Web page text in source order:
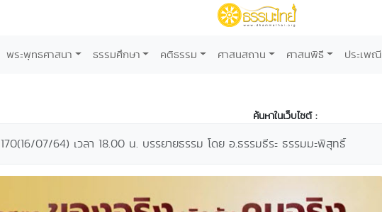
พระพุทธศาสนา ธรรมศึกษา คติธรรม ศาสนสถาน ศาสนพิธี ประเพณี
ค้นหาในเว็บไซต์ :
170(16/07/64) เวลา 18.00 น. บรรยายธรรม โดย อ.ธรรมธีระ ธรรมมะพิสุทธิ์